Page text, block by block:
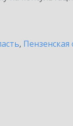
, Пензенская